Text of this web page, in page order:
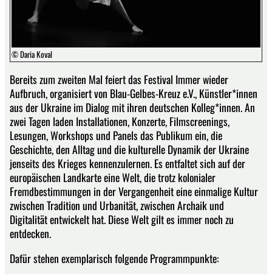
© Daria Koval
Bereits zum zweiten Mal feiert das Festival Immer wieder
Aufbruch, organisiert von Blau-Gelbes-Kreuz e.V., Künstler*innen
aus der Ukraine im Dialog mit ihren deutschen Kolleg*innen. An
zwei Tagen laden Installationen, Konzerte, Filmscreenings,
Lesungen, Workshops und Panels das Publikum ein, die
Geschichte, den Alltag und die kulturelle Dynamik der Ukraine
jenseits des Krieges kennenzulernen. Es entfaltet sich auf der
europäischen Landkarte eine Welt, die trotz kolonialer
Fremdbestimmungen in der Vergangenheit eine einmalige Kultur
zwischen Tradition und Urbanität, zwischen Archaik und
Digitalität entwickelt hat. Diese Welt gilt es immer noch zu
entdecken.
Dafür stehen exemplarisch folgende Programmpunkte: